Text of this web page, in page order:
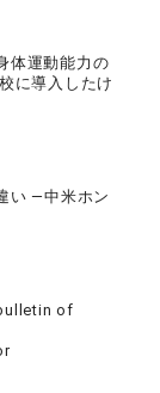
体運動能力の
に導入したけ
い —中米ホン
of